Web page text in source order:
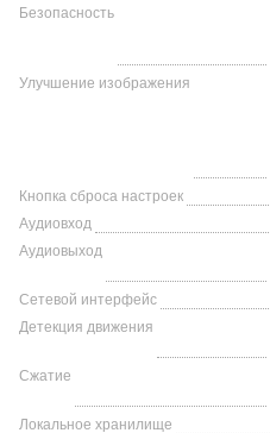
Безопасность
Улучшение изображения
Кнопка сброса настроек
Аудиовход
Аудиовыход
Сетевой интерфейс
Детекция движения
Сжатие
Локальное хранилище